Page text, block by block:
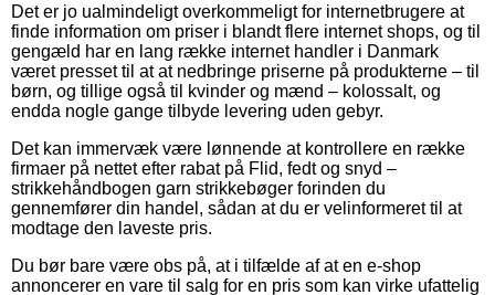
Det er jo ualmindeligt overkommeligt for internetbrugere at
finde information om priser i blandt flere internet shops, og til
gengæld har en lang række internet handler i Danmark
været presset til at at nedbringe priserne på produkterne – til
børn, og tillige også til kvinder og mænd – kolossalt, og
endda nogle gange tilbyde levering uden gebyr.
Det kan immervæk være lønnende at kontrollere en række
firmaer på nettet efter rabat på Flid, fedt og snyd –
strikkehåndbogen garn strikkebøger forinden du
gennemfører din handel, sådan at du er velinformeret til at
modtage den laveste pris.
Du bør bare være obs på, at i tilfælde af at en e-shop
annoncerer en vare til salg for en pris som kan virke ufattelig